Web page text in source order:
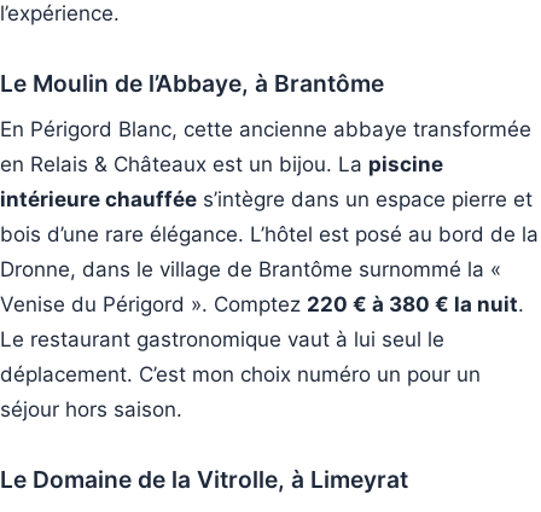
l’expérience.
Le Moulin de l’Abbaye, à Brantôme
En Périgord Blanc, cette ancienne abbaye transformée
en Relais & Châteaux est un bijou. La piscine
intérieure chauffée s’intègre dans un espace pierre et
bois d’une rare élégance. L’hôtel est posé au bord de la
Dronne, dans le village de Brantôme surnommé la «
Venise du Périgord ». Comptez 220 € à 380 € la nuit.
Le restaurant gastronomique vaut à lui seul le
déplacement. C’est mon choix numéro un pour un
séjour hors saison.
Le Domaine de la Vitrolle, à Limeyrat